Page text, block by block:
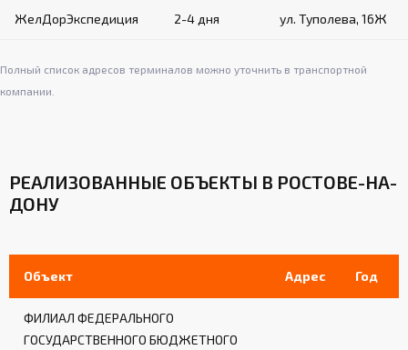
Крепление на канатах с помощью застежек
углах ринга
периметру ринга
Обеспечивает равномерное натяжение
Лестницы (для рингов на помосте):
ЖелДорЭкспедиция 2-4 дня ул. Туполева, 16Ж
Полный список адресов терминалов можно уточнить в транспортной
компании.
РЕАЛИЗОВАННЫЕ ОБЪЕКТЫ В РОСТОВЕ-НА-
ДОНУ
Объект Адрес Год
ФИЛИАЛ ФЕДЕРАЛЬНОГО
ГОСУДАРСТВЕННОГО БЮДЖЕТНОГО